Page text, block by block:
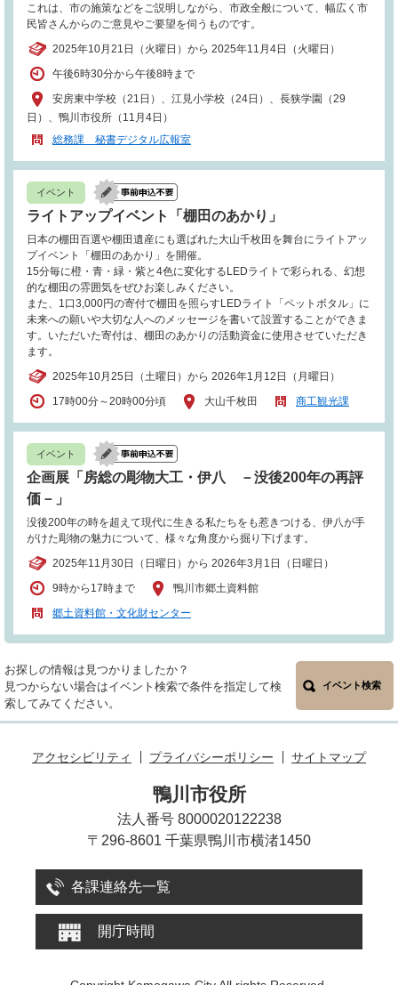
これは、市の施策などをご説明しながら、市政全般について、幅広く市
民皆さんからのご意見やご要望を伺うものです。
2025年10月21日（火曜日）から 2025年11月4日（火曜日）
午後6時30分から午後8時まで
安房東中学校（21日）、江見小学校（24日）、長狭学園（29
日）、鴨川市役所（11月4日）
総務課 秘書デジタル広報室
イベント
ライトアップイベント「棚田のあかり」
日本の棚田百選や棚田遺産にも選ばれた大山千枚田を舞台にライトアッ
プイベント「棚田のあかり」を開催。
15分毎に橙・青・緑・紫と4色に変化するLEDライトで彩られる、幻想
的な棚田の雰囲気をぜひお楽しみください。
また、1口3,000円の寄付で棚田を照らすLEDライト「ペットボタル」に
未来への願いや大切な人へのメッセージを書いて設置することができま
す。いただいた寄付は、棚田のあかりの活動資金に使用させていただき
ます。
2025年10月25日（土曜日）から 2026年1月12日（月曜日）
17時00分～20時00分頃
大山千枚田 商工観光課
イベント
企画展「房総の彫物大工・伊八 －没後200年の再評
価－」
没後200年の時を超えて現代に生きる私たちをも惹きつける、伊八が手
がけた彫物の魅力について、様々な角度から掘り下げます。
2025年11月30日（日曜日）から 2026年3月1日（日曜日）
9時から17時まで
鴨川市郷土資料館
郷土資料館・文化財センター
お探しの情報は見つかりましたか？
見つからない場合はイベント検索で条件を指定して検
索してみてください。
イベント検索
アクセシビリティ プライバシーポリシー サイトマップ
鴨川市役所
法人番号 8000020122238
〒296-8601 千葉県鴨川市横渚1450
各課連絡先一覧
開庁時間